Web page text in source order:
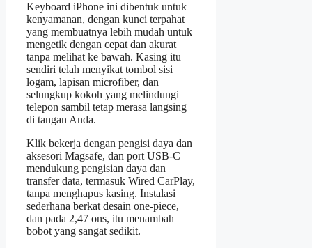
Keyboard iPhone ini dibentuk untuk
kenyamanan, dengan kunci terpahat
yang membuatnya lebih mudah untuk
mengetik dengan cepat dan akurat
tanpa melihat ke bawah. Kasing itu
sendiri telah menyikat tombol sisi
logam, lapisan microfiber, dan
selungkup kokoh yang melindungi
telepon sambil tetap merasa langsing
di tangan Anda.
Klik bekerja dengan pengisi daya dan
aksesori Magsafe, dan port USB-C
mendukung pengisian daya dan
transfer data, termasuk Wired CarPlay,
tanpa menghapus kasing. Instalasi
sederhana berkat desain one-piece,
dan pada 2,47 ons, itu menambah
bobot yang sangat sedikit.